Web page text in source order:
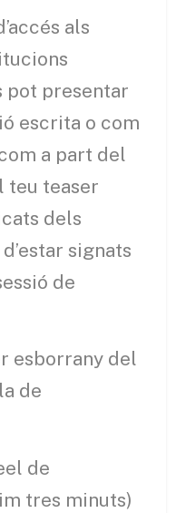
als
pot presentar
escrita o com
a part del
teu teaser
dels
signats
de
esborrany del
de
de
tres minuts)